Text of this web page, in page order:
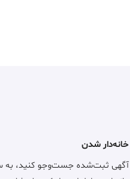
شدن
آگهی ثبت‌شده جست‌وجو کنید،